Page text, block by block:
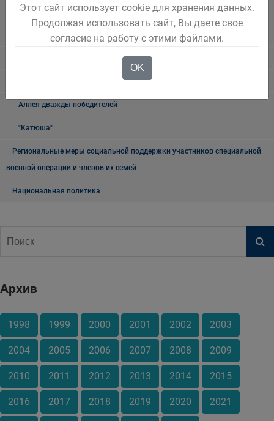
округа
Книга памяти
Аллея дважды победителей
"Катюша"
Региональные меры социальной поддержки участников специальной
военной операции и членов их семей
Национальная политика
Архив
1998 1999 2000 2001 2002 2003
2004 2005 2006 2007 2008 2009
2010 2011 2012 2013 2014 2015
2016 2017 2018 2019 2020 2021
Этот сайт использует cookie для хранения данных.
Продолжая использовать сайт, Вы даете свое
согласие на работу с этими файлами.
OK